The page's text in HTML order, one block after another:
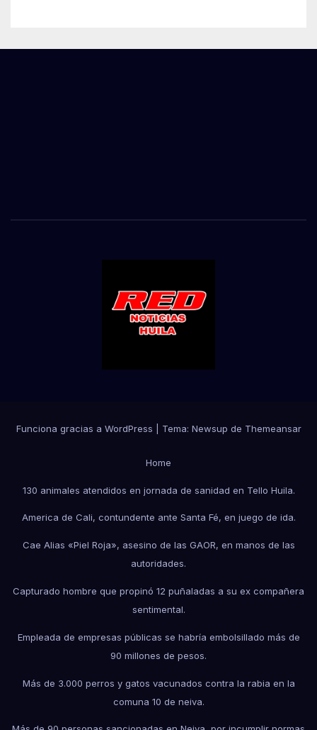
Funciona gracias a WordPress Tema: Newsup de Themeansar
Home
130 animales atendidos en jornada de sanidad en Tello Huila.
America de Cali, contundente ante Santa Fé, en juego de ida.
Cae Alias «Piel Roja», asesino de las GAOR, en manos de las
autoridades.
Capturado hombre que propinó 12 puñaladas a su ex compañera
sentimental.
Empleada de empresas públicas se habría embolsillado más de
90 millones de pesos.
Más de 3.000 perros y gatos vacunados contra la rabia en la
comuna 10 de neiva.